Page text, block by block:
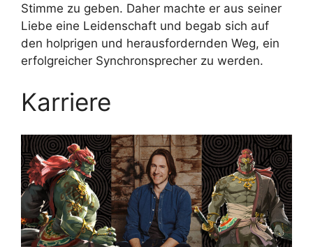
Stimme zu geben. Daher machte er aus seiner
Liebe eine Leidenschaft und begab sich auf
den holprigen und herausfordernden Weg, ein
erfolgreicher Synchronsprecher zu werden.
Karriere